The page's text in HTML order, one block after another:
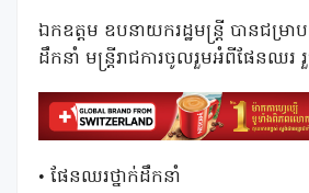
ឯកឧត្តម ឧបនាយករដ្ឋមន្ត្រី បានជម្រ
ដឹកនាំ មន្រ្តីរាជការចូលរួមអំពីផែនឈរ​
• ​ផែនឈរថ្នាក់ដឹកនាំ